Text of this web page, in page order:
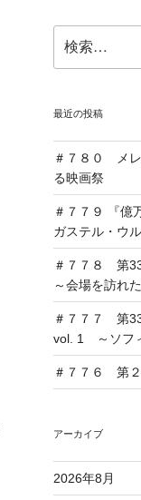
索:
最近の投稿
＃７８０ メ
る映画祭
＃７７９ 『億
ガステル・ウ
＃７７８ 第
～会場を訪れ
＃７７７ 第
vol. 1 ～ソフ
＃７７６ 第
アーカイブ
2026年8月